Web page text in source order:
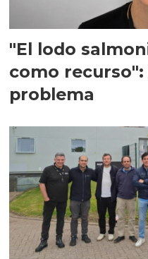
"El lodo
como recurso":
problema